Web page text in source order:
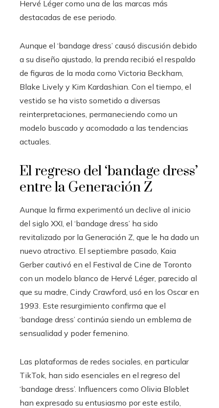
Hervé Léger como una de las marcas más
destacadas de ese periodo.
Aunque el ‘bandage dress’ causó discusión debido
a su diseño ajustado, la prenda recibió el respaldo
de figuras de la moda como Victoria Beckham,
Blake Lively y Kim Kardashian. Con el tiempo, el
vestido se ha visto sometido a diversas
reinterpretaciones, permaneciendo como un
modelo buscado y acomodado a las tendencias
actuales.
El regreso del ‘bandage dress’
entre la Generación Z
Aunque la firma experimentó un declive al inicio
del siglo XXI, el ‘bandage dress’ ha sido
revitalizado por la Generación Z, que le ha dado un
nuevo atractivo. El septiembre pasado, Kaia
Gerber cautivó en el Festival de Cine de Toronto
con un modelo blanco de Hervé Léger, parecido al
que su madre, Cindy Crawford, usó en los Oscar en
1993. Este resurgimiento confirma que el
‘bandage dress’ continúa siendo un emblema de
sensualidad y poder femenino.
Las plataformas de redes sociales, en particular
TikTok, han sido esenciales en el regreso del
‘bandage dress’. Influencers como Olivia Bloblet
han expresado su entusiasmo por este estilo,